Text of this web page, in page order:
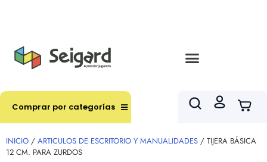
Comprar por categorías
INICIO / ARTICULOS DE ESCRITORIO Y MANUALIDADES / TIJERA BÁSICA
12 CM. PARA ZURDOS